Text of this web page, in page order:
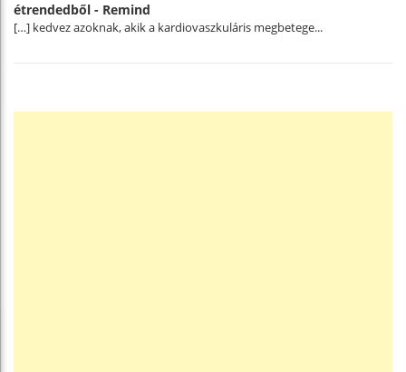
étrendedből - Remind
[…] kedvez azoknak, akik a kardiovaszkuláris megbetege...